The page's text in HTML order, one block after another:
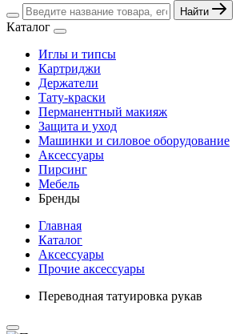
Найти
Каталог
Иглы и типсы
Картриджи
Держатели
Тату-краски
Перманентный макияж
Защита и уход
Машинки и силовое оборудование
Аксессуары
Пирсинг
Мебель
Бренды
Главная
Каталог
Аксессуары
Прочие аксессуары
Переводная татуировка рукав